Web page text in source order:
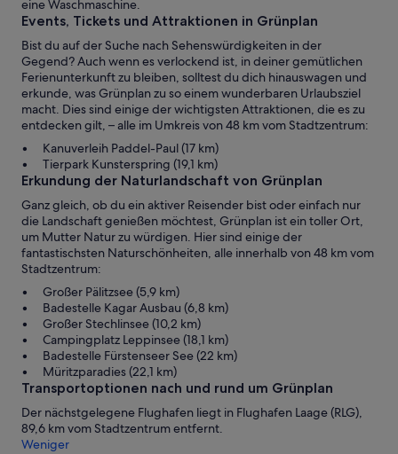
eine Waschmaschine.
Events, Tickets und Attraktionen in Grünplan
Bist du auf der Suche nach Sehenswürdigkeiten in der
Gegend? Auch wenn es verlockend ist, in deiner gemütlichen
Ferienunterkunft zu bleiben, solltest du dich hinauswagen und
erkunde, was Grünplan zu so einem wunderbaren Urlaubsziel
macht. Dies sind einige der wichtigsten Attraktionen, die es zu
entdecken gilt, – alle im Umkreis von 48 km vom Stadtzentrum:
Kanuverleih Paddel-Paul (17 km)
Tierpark Kunsterspring (19,1 km)
Erkundung der Naturlandschaft von Grünplan
Ganz gleich, ob du ein aktiver Reisender bist oder einfach nur
die Landschaft genießen möchtest, Grünplan ist ein toller Ort,
um Mutter Natur zu würdigen. Hier sind einige der
fantastischsten Naturschönheiten, alle innerhalb von 48 km vom
Stadtzentrum:
Großer Pälitzsee (5,9 km)
Badestelle Kagar Ausbau (6,8 km)
Großer Stechlinsee (10,2 km)
Campingplatz Leppinsee (18,1 km)
Badestelle Fürstenseer See (22 km)
Müritzparadies (22,1 km)
Transportoptionen nach und rund um Grünplan
Der nächstgelegene Flughafen liegt in Flughafen Laage (RLG),
89,6 km vom Stadtzentrum entfernt.
Weniger